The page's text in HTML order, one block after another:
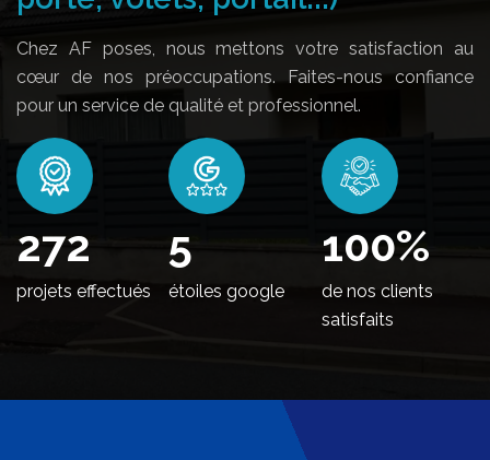
Chez AF poses, nous mettons votre satisfaction au
cœur de nos préoccupations. Faites-nous confiance
pour un service de qualité et professionnel.
328
projets effectués
5
étoiles google
100%
de nos clients
satisfaits